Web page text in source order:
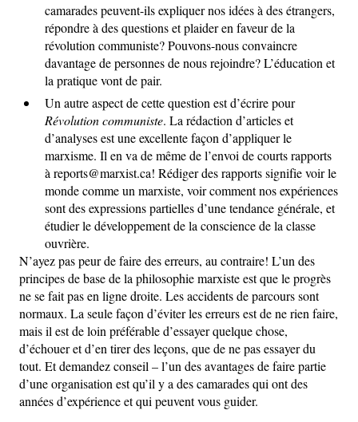
camarades peuvent-ils expliquer nos idées à des étrangers,
répondre à des questions et plaider en faveur de la
révolution communiste? Pouvons-nous convaincre
davantage de personnes de nous rejoindre? L’éducation et
la pratique vont de pair.
Un autre aspect de cette question est d’écrire pour
Révolution communiste. La rédaction d’articles et
d’analyses est une excellente façon d’appliquer le
marxisme. Il en va de même de l’envoi de courts rapports
à reports@marxist.ca! Rédiger des rapports signifie voir le
monde comme un marxiste, voir comment nos expériences
sont des expressions partielles d’une tendance générale, et
étudier le développement de la conscience de la classe
ouvrière.
N’ayez pas peur de faire des erreurs, au contraire! L’un des
principes de base de la philosophie marxiste est que le progrès
ne se fait pas en ligne droite. Les accidents de parcours sont
normaux. La seule façon d’éviter les erreurs est de ne rien faire,
mais il est de loin préférable d’essayer quelque chose,
d’échouer et d’en tirer des leçons, que de ne pas essayer du
tout. Et demandez conseil – l’un des avantages de faire partie
d’une organisation est qu’il y a des camarades qui ont des
années d’expérience et qui peuvent vous guider.